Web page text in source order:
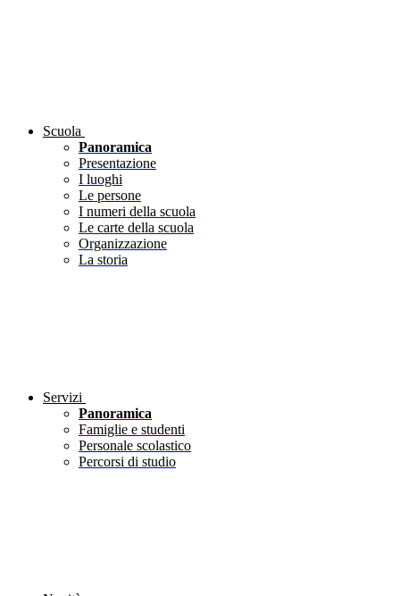
Scuola
Panoramica
Presentazione
I luoghi
Le persone
I numeri della scuola
Le carte della scuola
Organizzazione
La storia
Servizi
Panoramica
Famiglie e studenti
Personale scolastico
Percorsi di studio